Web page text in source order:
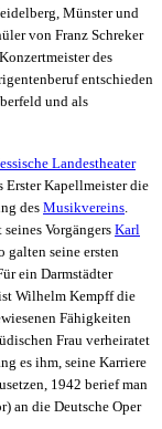
Münster und
von Franz Schreker
des
entschieden
und als
Landestheater
Erster Kapellmeister die
des Musikvereins
Vorgängers Karl
seine ersten
ein Darmstädter
Wilhelm Kempff die
Fähigkeiten
Frau verheiratet
es ihm, seine Karriere
1942 berief man
an die Deutsche Oper